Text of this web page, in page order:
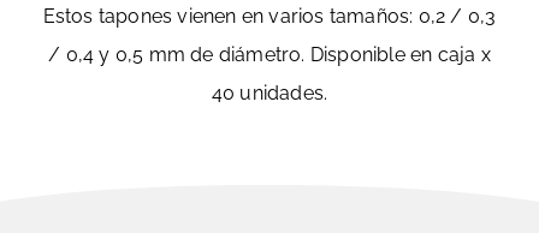
Estos tapones vienen en varios tamaños: 0,2 / 0,3
/ 0,4 y 0,5 mm de diámetro. Disponible en caja x
40 unidades.